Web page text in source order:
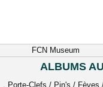
FCN Museum
ALBUMS
. Porte-Clefs / Pin's / Fèves